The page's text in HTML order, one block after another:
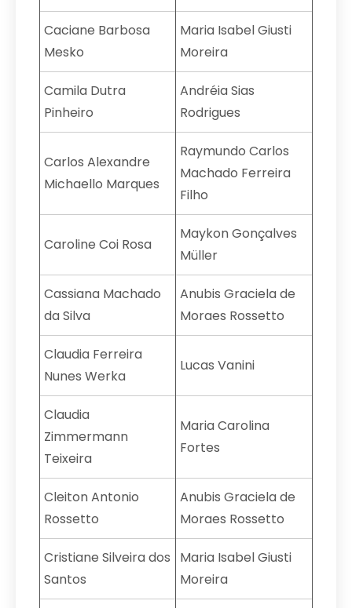
Caciane Barbosa
Mesko
Maria Isabel Giusti
Moreira
Camila Dutra
Pinheiro
Andréia Sias
Rodrigues
Carlos Alexandre
Michaello Marques
Raymundo Carlos
Machado Ferreira
Filho
Caroline Coi Rosa
Maykon Gonçalves
Müller
Cassiana Machado
da Silva
Anubis Graciela de
Moraes Rossetto
Claudia Ferreira
Nunes Werka
Lucas Vanini
Claudia
Zimmermann
Teixeira
Maria Carolina
Fortes
Cleiton Antonio
Rossetto
Anubis Graciela de
Moraes Rossetto
Cristiane Silveira dos
Santos
Maria Isabel Giusti
Moreira